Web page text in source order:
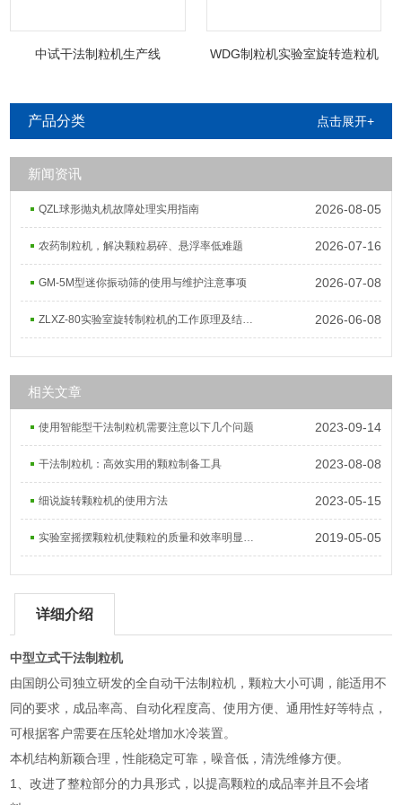
中试干法制粒机生产线 WDG制粒机实验室旋转造粒机
产品分类 点击展开+
新闻资讯
QZL球形抛丸机故障处理实用指南 2026-08-05
农药制粒机，解决颗粒易碎、悬浮率低难题 2026-07-16
GM-5M型迷你振动筛的使用与维护注意事项 2026-07-08
ZLXZ-80实验室旋转制粒机的工作原理及结构组成 2026-06-08
相关文章
使用智能型干法制粒机需要注意以下几个问题 2023-09-14
干法制粒机：高效实用的颗粒制备工具 2023-08-08
细说旋转颗粒机的使用方法 2023-05-15
实验室摇摆颗粒机使颗粒的质量和效率明显提高 2019-05-05
详细介绍
中型立式干法制粒机
由国朗公司独立研发的全自动干法制粒机，颗粒大小可调，能适用不
同的要求，成品率高、自动化程度高、使用方便、通用性好等特点，
可根据客户需要在压轮处增加水冷装置。
本机结构新颖合理，性能稳定可靠，噪音低，清洗维修方便。
1、改进了整粒部分的力具形式，以提高颗粒的成品率并且不会堵